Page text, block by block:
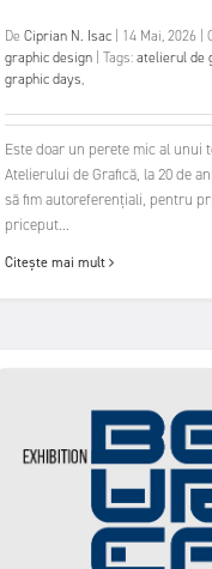
De Ciprian N. Isac 14 Mai, 2026
graphic design Tags:atelierul de
graphic days,
Este doar un perete mic al unui
Atelierului de Grafică, la 20 de
să fim autoreferențiali, pentru
priceput...
Citește mai mult